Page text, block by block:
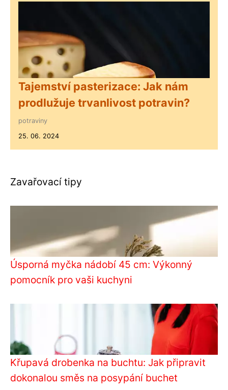
Tajemství pasterizace: Jak nám
prodlužuje trvanlivost potravin?
potraviny
25. 06. 2024
Zavařovací tipy
Úsporná myčka nádobí 45 cm: Výkonný
pomocník pro vaši kuchyni
Křupavá drobenka na buchtu: Jak připravit
dokonalou směs na posypání buchet